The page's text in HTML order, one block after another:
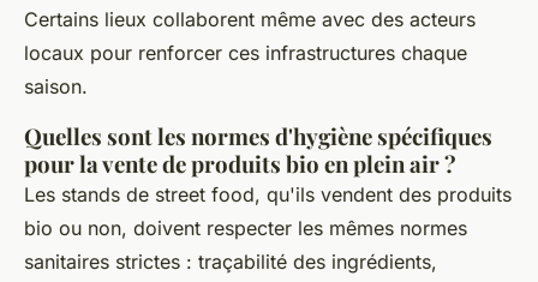
Certains lieux collaborent même avec des acteurs
locaux pour renforcer ces infrastructures chaque
saison.
Quelles sont les normes d'hygiène spécifiques
pour la vente de produits bio en plein air ?
Les stands de street food, qu'ils vendent des produits
bio ou non, doivent respecter les mêmes normes
sanitaires strictes : traçabilité des ingrédients,